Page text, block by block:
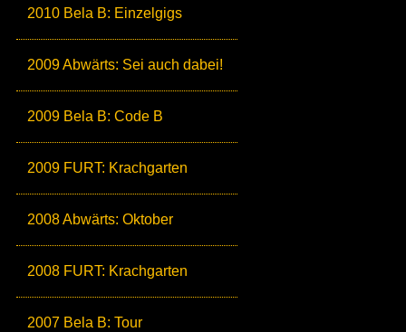
2010 Bela B: Einzelgigs
2009 Abwärts: Sei auch dabei!
2009 Bela B: Code B
2009 FURT: Krachgarten
2008 Abwärts: Oktober
2008 FURT: Krachgarten
2007 Bela B: Tour